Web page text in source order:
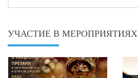
УЧАСТИЕ В МЕРОПРИЯТИЯХ